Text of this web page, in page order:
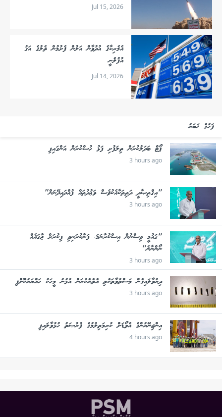
Jul 15, 2026
އެމެރިކާގެ އުދުވާން އަލުން ފެށުމުން ތެލުގެ އަގު
އުފުލެނީ
Jul 14, 2026
ފަހުގެ ޚަބަރު
ޕޯޓް ބަދަލުކުރަން ތިލަފުށި ފަޅު ހުސްކުރަން އަންގައިފި
3 hours ago
"އިޤްތިޞާދީ ދަތިތަކާއެކުވެސް ވަޢުދުތައް ފުއްދައިދޭނަން"
3 hours ago
"ޤައުމީ ވިސްނުން އިސްކުރާނަމަ، ފަނާކުރަނިވި ފިކުރަށް ޖާގައެއް
ނޯންނާނެ"
3 hours ago
ދިރުވާލައިގެން މަސްތުވާތަކެތި އެތެރެކުރަން އުޅުނު މީހަކު ހައްޔަރުކޮށްފި
3 hours ago
އިންޖިނޭރުންގެ އެވޯޑަށް ކުރިމަތިލުމުގެ ފުރުޞަތު ހުޅުވާލައިފި
4 hours ago